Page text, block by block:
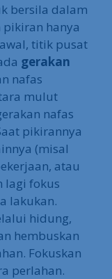
bersila dalam
hanya
titik pusat
gerakan
nafas
mulut
nafas
pikirannya
(misal
atau
lagi fokus
lakukan.
hidung,
hembuskan
Fokuskan
perlahan.